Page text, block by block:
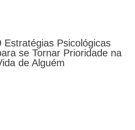
Estratégias Psicológicas
se Tornar Prioridade na
de Alguém